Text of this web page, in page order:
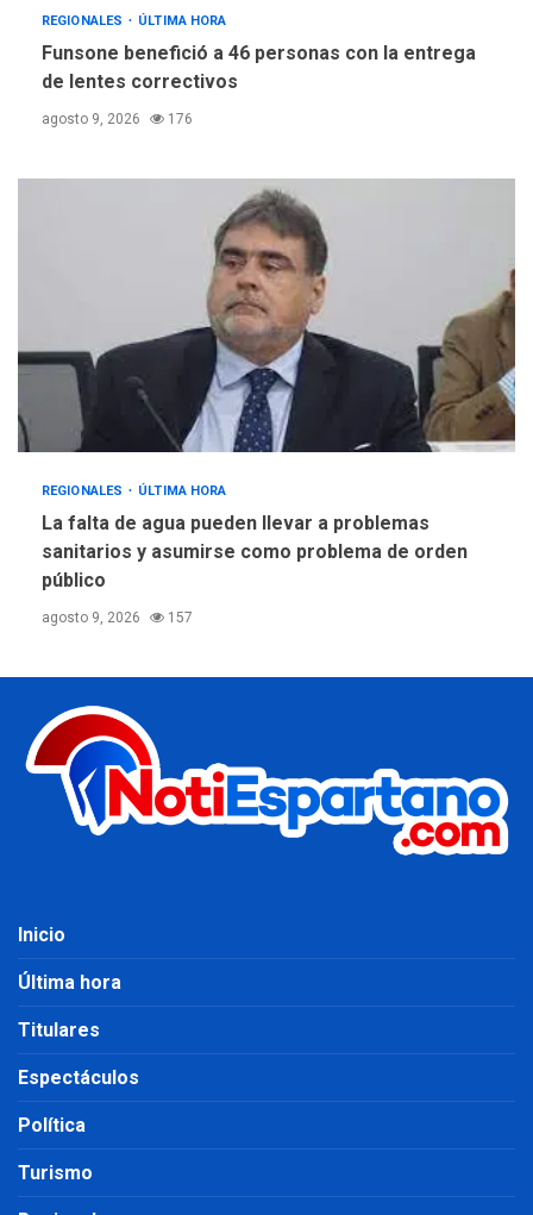
REGIONALES ÚLTIMA HORA
Funsone benefició a 46 personas con la entrega
de lentes correctivos
agosto 9, 2026 176
REGIONALES ÚLTIMA HORA
La falta de agua pueden llevar a problemas
sanitarios y asumirse como problema de orden
público
agosto 9, 2026 157
Inicio
Última hora
Titulares
Espectáculos
Política
Turismo